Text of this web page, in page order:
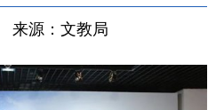
来源：文教局